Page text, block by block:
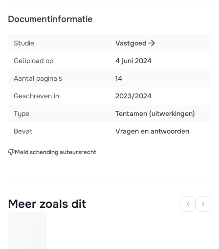
Documentinformatie
Studie
Vastgoed
Geüpload op
4 juni 2024
Aantal pagina's
14
Geschreven in
2023/2024
Type
Tentamen (uitwerkingen)
Bevat
Vragen en antwoorden
Meld schending auteursrecht
Meer zoals dit